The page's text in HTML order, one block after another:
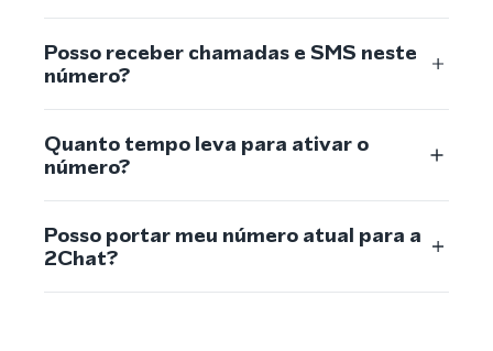
Posso receber chamadas e SMS neste
número?
Quanto tempo leva para ativar o
número?
Posso portar meu número atual para a
2Chat?